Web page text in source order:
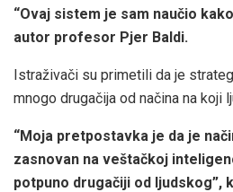
“Ovaj sistem je sam naučio
autor profesor Pjer Baldi.
Istraživači su primetili da je
mnogo drugačija od načina na koji
“Moja pretpostavka je da je
zasnovan na veštačkoj
potpuno drugačiji od ljudskog”,